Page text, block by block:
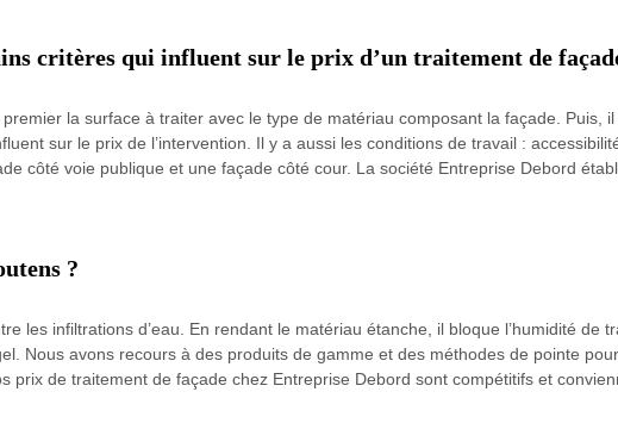
critères qui influent sur le prix d’un traitement de
la surface à traiter avec le type de matériau composant la façade. Puis, il
sur le prix de l’intervention. Il y a aussi les conditions de travail :
côté voie publique et une façade côté cour. La société Entreprise Debord
?
les infiltrations d’eau. En rendant le matériau étanche, il bloque l’humidité de
Nous avons recours à des produits de gamme et des méthodes de pointe
de traitement de façade chez Entreprise Debord sont compétitifs et